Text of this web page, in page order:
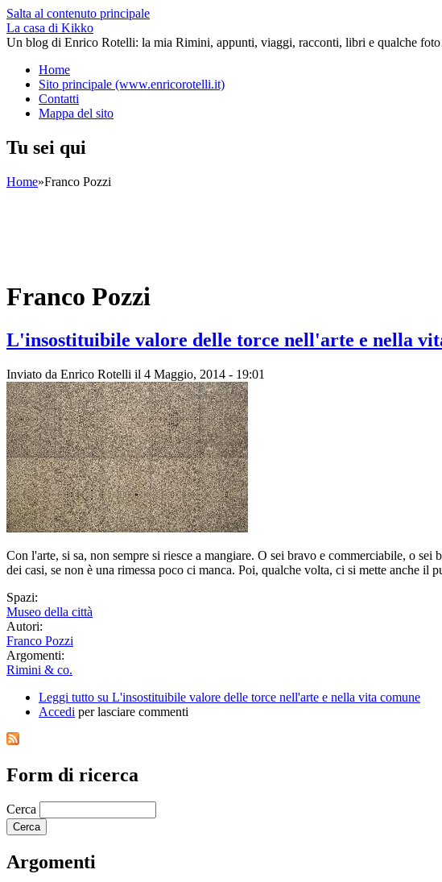
Salta al contenuto principale
La casa di Kikko
Un blog di Enrico Rotelli: la mia Rimini, appunti, viaggi, racconti, libri e qualche
Home
Sito principale (www.enricorotelli.it)
Contatti
Mappa del sito
Tu sei qui
Home»Franco Pozzi
Franco Pozzi
L'insostituibile valore delle torce nell'arte e nella
Inviato da Enrico Rotelli il 4 Maggio, 2014 - 19:01
Con l'arte, si sa, non sempre si riesce a mangiare. O sei bravo e commerciabile, o
dei casi, se non è una rimessa poco ci manca. Poi, qualche volta, ci si mette anche
Spazi:
Museo della città
Autori:
Franco Pozzi
Argomenti:
Rimini & co.
Leggi tutto su L'insostituibile valore delle torce nell'arte e nella vita comune
Accedi per lasciare commenti
Form di ricerca
Cerca
Argomenti